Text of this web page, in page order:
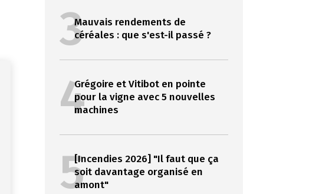
3Mauvais rendements de
céréales : que s'est-il passé ?
4Grégoire et Vitibot en pointe
pour la vigne avec 5 nouvelles
machines
5[Incendies 2026] "Il faut que ça
soit davantage organisé en
amont"